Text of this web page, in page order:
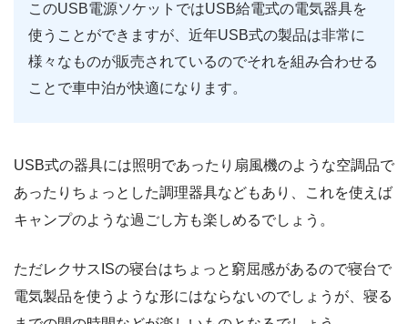
このUSB電源ソケットではUSB給電式の電気器具を
使うことができますが、近年USB式の製品は非常に
様々なものが販売されているのでそれを組み合わせる
ことで車中泊が快適になります。
USB式の器具には照明であったり扇風機のような空調品で
あったりちょっとした調理器具などもあり、これを使えば
キャンプのような過ごし方も楽しめるでしょう。
ただレクサスISの寝台はちょっと窮屈感があるので寝台で
電気製品を使うような形にはならないのでしょうが、寝る